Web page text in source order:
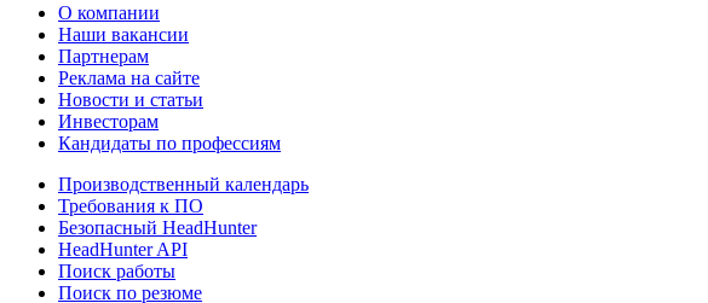
О компании
Наши вакансии
Партнерам
Реклама на сайте
Новости и статьи
Инвесторам
Кандидаты по профессиям
Производственный календарь
Требования к ПО
Безопасный HeadHunter
HeadHunter API
Поиск работы
Поиск по резюме